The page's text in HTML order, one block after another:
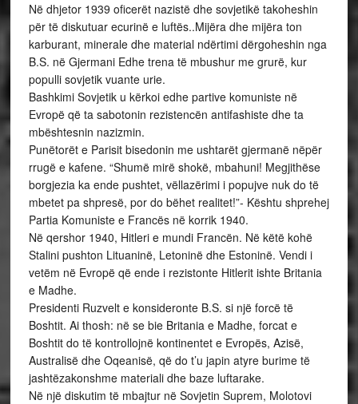
Në dhjetor 1939 oficerët nazistë dhe sovjetikë takoheshin
për të diskutuar ecurinë e luftës..Mijëra dhe mijëra ton
karburant, minerale dhe material ndërtimi dërgoheshin nga
B.S. në Gjermani Edhe trena të mbushur me grurë, kur
populli sovjetik vuante urie.
Bashkimi Sovjetik u kërkoi edhe partive komuniste në
Evropë që ta sabotonin rezistencën antifashiste dhe ta
mbështesnin nazizmin.
Punëtorët e Parisit bisedonin me ushtarët gjermanë nëpër
rrugë e kafene. “Shumë mirë shokë, mbahuni! Megjithëse
borgjezia ka ende pushtet, vëllazërimi i popujve nuk do të
mbetet pa shpresë, por do bëhet realitet!”- Kështu shprehej
Partia Komuniste e Francës në korrik 1940.
Në qershor 1940, Hitleri e mundi Francën. Në këtë kohë
Stalini pushton Lituaninë, Letoninë dhe Estoninë. Vendi i
vetëm në Evropë që ende i rezistonte Hitlerit ishte Britania
e Madhe.
Presidenti Ruzvelt e konsideronte B.S. si një forcë të
Boshtit. Ai thosh: në se bie Britania e Madhe, forcat e
Boshtit do të kontrollojnë kontinentet e Evropës, Azisë,
Australisë dhe Oqeanisë, që do t’u japin atyre burime të
jashtëzakonshme materiali dhe baze luftarake.
Në një diskutim të mbajtur në Sovjetin Suprem, Molotovi